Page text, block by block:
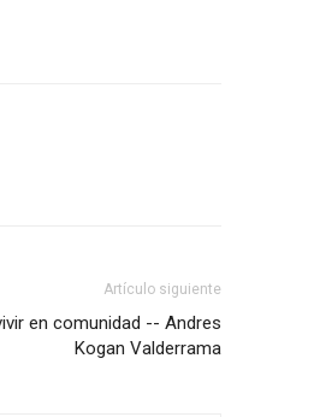
Artículo siguiente
en comunidad -- Andres
Kogan Valderrama